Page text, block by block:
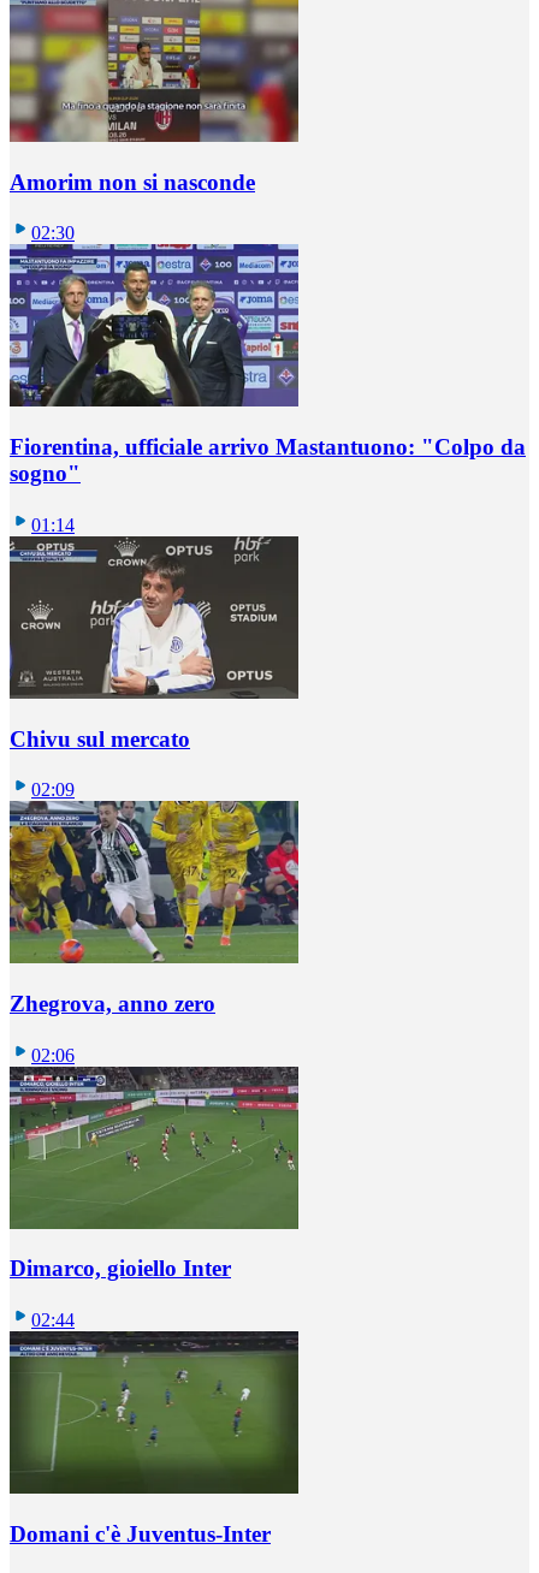
Amorim non si nasconde
02:30
Fiorentina, ufficiale arrivo Mastantuono: "Colpo da
sogno"
01:14
Chivu sul mercato
02:09
Zhegrova, anno zero
02:06
Dimarco, gioiello Inter
02:44
Domani c'è Juventus-Inter